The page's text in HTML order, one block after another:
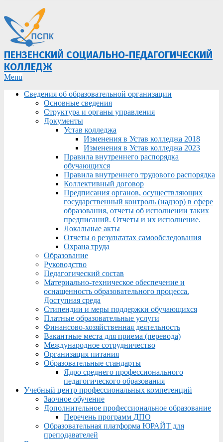
ПЕНЗЕНСКИЙ СОЦИАЛЬНО-ПЕДАГОГИЧЕСКИЙ
КОЛЛЕДЖ
Primary
Menu
Menu
Сведения об образовательной организации
Основные сведения
Структура и органы управления
Документы
Устав колледжа
Изменения в Устав колледжа 2018
Изменения в Устав колледжа 2023
Правила внутреннего распорядка
обучающихся
Правила внутреннего трудового распорядка
Коллективный договор
Предписания органов, осуществляющих
государственный контроль (надзор) в сфере
образования, отчеты об исполнении таких
предписаний. Отчеты и их исполнение.
Локальные акты
Отчеты о результатах самообследования
Охрана труда
Образование
Руководство
Педагогический состав
Материально-техническое обеспечение и
оснащенность образовательного процесса.
Доступная среда
Стипендии и меры поддержки обучающихся
Платные образовательные услуги
Финансово-хозяйственная деятельность
Вакантные места для приема (перевода)
Международное сотрудничество
Организация питания
Образовательные стандарты
Ядро среднего профессионального
педагогического образования
Учебный центр профессиональных компетенций
Заочное обучение
Дополнительное профессиональное образование
Перечень программ ДПО
Образовательная платформа ЮРАЙТ для
преподавателей